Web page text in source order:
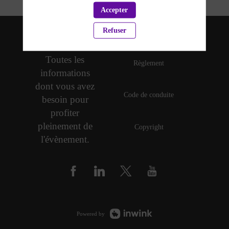
Toutes les
informations
dont vous avez
besoin pour
profiter
pleinement de
l'évènement.
Politique de confidentialité
Règlement
Code de conduite
Copyright
Powered by
Accepter
Refuser